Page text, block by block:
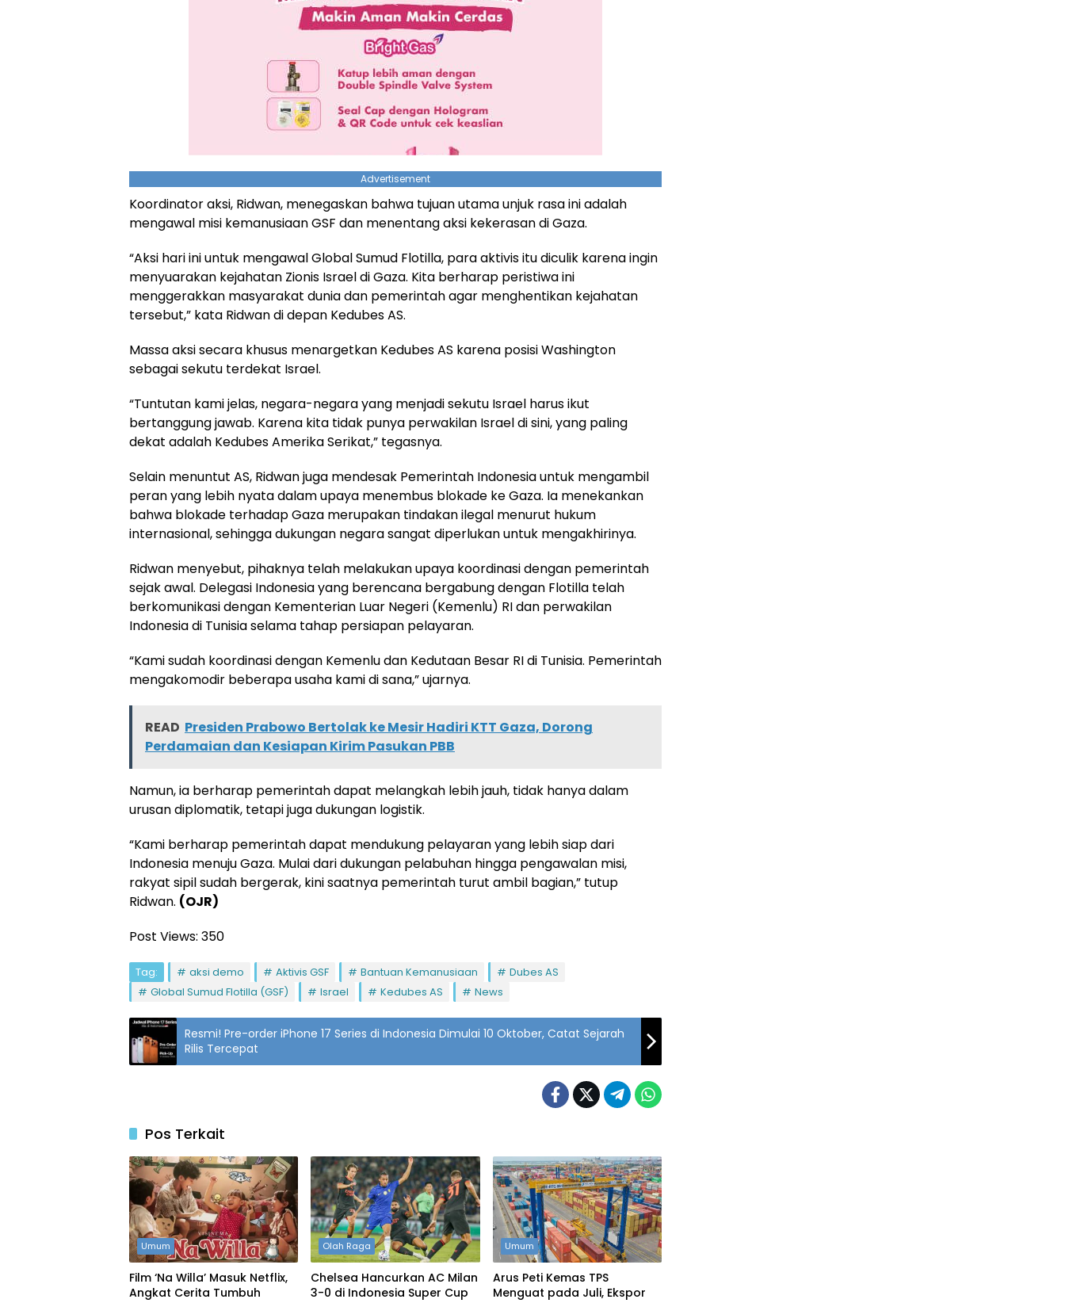
Advertisement
Koordinator aksi, Ridwan, menegaskan bahwa tujuan utama unjuk rasa ini adalah
mengawal misi kemanusiaan GSF dan menentang aksi kekerasan di Gaza.
“Aksi hari ini untuk mengawal Global Sumud Flotilla, para aktivis itu diculik karena ingin
menyuarakan kejahatan Zionis Israel di Gaza. Kita berharap peristiwa ini
menggerakkan masyarakat dunia dan pemerintah agar menghentikan kejahatan
tersebut,” kata Ridwan di depan Kedubes AS.
Massa aksi secara khusus menargetkan Kedubes AS karena posisi Washington
sebagai sekutu terdekat Israel.
“Tuntutan kami jelas, negara-negara yang menjadi sekutu Israel harus ikut
bertanggung jawab. Karena kita tidak punya perwakilan Israel di sini, yang paling
dekat adalah Kedubes Amerika Serikat,” tegasnya.
Selain menuntut AS, Ridwan juga mendesak Pemerintah Indonesia untuk mengambil
peran yang lebih nyata dalam upaya menembus blokade ke Gaza. Ia menekankan
bahwa blokade terhadap Gaza merupakan tindakan ilegal menurut hukum
internasional, sehingga dukungan negara sangat diperlukan untuk mengakhirinya.
Ridwan menyebut, pihaknya telah melakukan upaya koordinasi dengan pemerintah
sejak awal. Delegasi Indonesia yang berencana bergabung dengan Flotilla telah
berkomunikasi dengan Kementerian Luar Negeri (Kemenlu) RI dan perwakilan
Indonesia di Tunisia selama tahap persiapan pelayaran.
“Kami sudah koordinasi dengan Kemenlu dan Kedutaan Besar RI di Tunisia. Pemerintah
mengakomodir beberapa usaha kami di sana,” ujarnya.
READ Presiden Prabowo Bertolak ke Mesir Hadiri KTT Gaza, Dorong
Perdamaian dan Kesiapan Kirim Pasukan PBB
Namun, ia berharap pemerintah dapat melangkah lebih jauh, tidak hanya dalam
urusan diplomatik, tetapi juga dukungan logistik.
“Kami berharap pemerintah dapat mendukung pelayaran yang lebih siap dari
Indonesia menuju Gaza. Mulai dari dukungan pelabuhan hingga pengawalan misi,
rakyat sipil sudah bergerak, kini saatnya pemerintah turut ambil bagian,” tutup
Ridwan. (OJR)
Post Views: 350
Tag: aksi demo Aktivis GSF Bantuan Kemanusiaan
Dubes AS
Global Sumud Flotilla (GSF)
Israel Kedubes AS News
Resmi! Pre-order iPhone 17 Series di Indonesia Dimulai 10 Oktober, Catat Sejarah
Rilis Tercepat
Pos Terkait
Umum
Film ‘Na Willa’ Masuk Netflix,
Angkat Cerita Tumbuh
Olah Raga
Chelsea Hancurkan AC Milan
3-0 di Indonesia Super Cup
Umum
Arus Peti Kemas TPS
Menguat pada Juli, Ekspor